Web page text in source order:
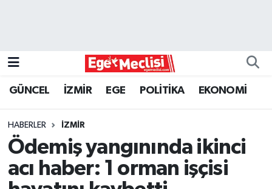
GÜNCEL İZMİR EGE POLİTİKA EKONOMİ
HABERLER İZMİR
Ödemiş yangınında ikinci
acı haber: 1 orman işçisi
GÜNCEL
İZMİR
ÖZEL HABER